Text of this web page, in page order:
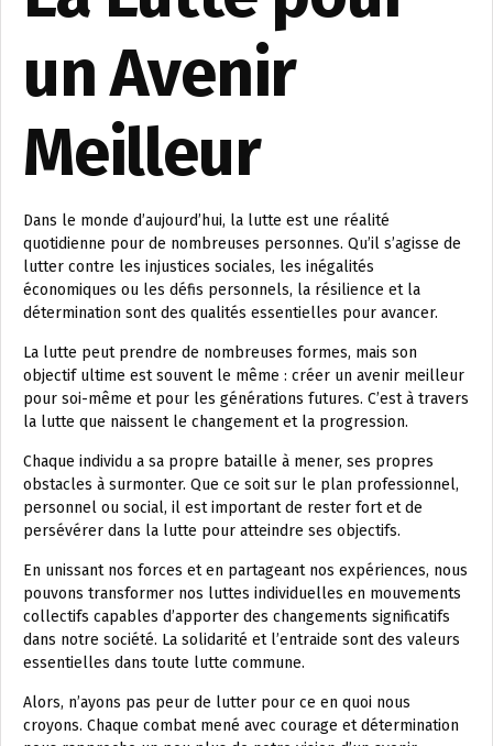
un Avenir
Meilleur
Dans le monde d’aujourd’hui, la lutte est une réalité
quotidienne pour de nombreuses personnes. Qu’il s’agisse de
lutter contre les injustices sociales, les inégalités
économiques ou les défis personnels, la résilience et la
détermination sont des qualités essentielles pour avancer.
La lutte peut prendre de nombreuses formes, mais son
objectif ultime est souvent le même : créer un avenir meilleur
pour soi-même et pour les générations futures. C’est à travers
la lutte que naissent le changement et la progression.
Chaque individu a sa propre bataille à mener, ses propres
obstacles à surmonter. Que ce soit sur le plan professionnel,
personnel ou social, il est important de rester fort et de
persévérer dans la lutte pour atteindre ses objectifs.
En unissant nos forces et en partageant nos expériences, nous
pouvons transformer nos luttes individuelles en mouvements
collectifs capables d’apporter des changements significatifs
dans notre société. La solidarité et l’entraide sont des valeurs
essentielles dans toute lutte commune.
Alors, n’ayons pas peur de lutter pour ce en quoi nous
croyons. Chaque combat mené avec courage et détermination